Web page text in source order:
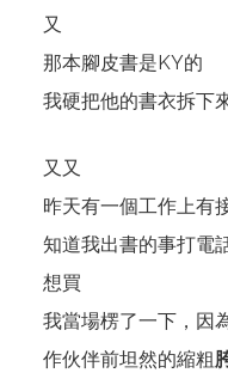
又
那本腳皮書是KY的
我硬把他的書衣拆下
又又
昨天有一個工作上有
知道我出書的事打電
想買
我當場楞了一下，因
作伙伴前坦然的縮粗